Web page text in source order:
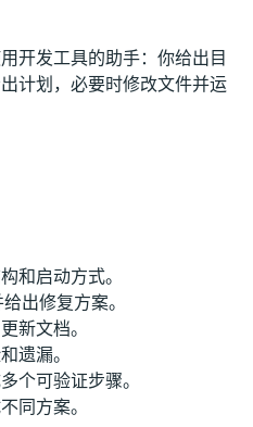
开发工具的助手：你给出目
计划，必要时修改文件并运
和启动方式。
出修复方案。
新文档。
遗漏。
个可验证步骤。
同方案。